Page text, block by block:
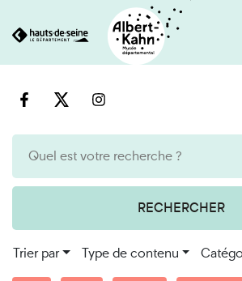
au
RECHERCHER
Trier par Type de contenu
Cookies et traceurs utilisés sur ce site